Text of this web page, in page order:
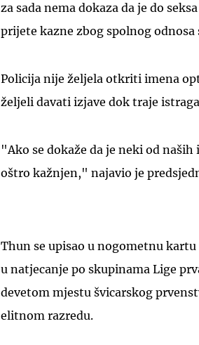
za sada nema dokaza da je do
prijete kazne zbog spolnog
Policija nije željela otkriti imena
željeli davati izjave dok traje
"Ako se dokaže da je neki od
oštro kažnjen," najavio je
Thun se upisao u nogometnu kartu
u natjecanje po skupinama Lige
devetom mjestu švicarskog
elitnom razredu.